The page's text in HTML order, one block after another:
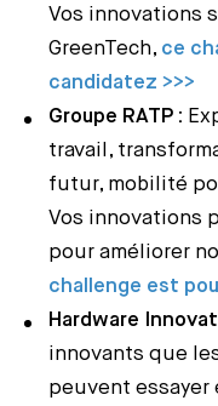
Vos innovations
GreenTech, ce
candidatez >>>
Groupe RATP :
travail,
futur, mobilité
Vos innovations
pour améliorer
challenge est
Hardware
innovants que
peuvent essayer